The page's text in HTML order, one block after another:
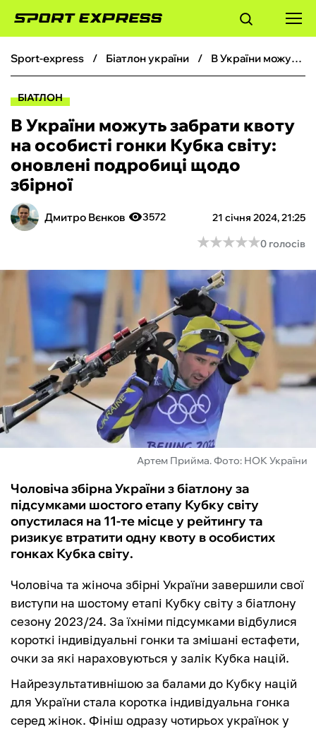
ФУТБОЛ
БОКС
ХОКЕЙ
ТЕНІС
КІБЕРСПОРТ
ЧС-2026
ФУТЗАЛ
ІНШІ
БУКМЕКЕРИ
sport-express біатлон україни В України можуть забрати квоту на особисті гонки Кубка світу: оновлені подробиці щодо збірної
БІАТЛОН
В України можуть забрати квоту
на особисті гонки Кубка світу:
оновлені подробиці щодо
збірної
Дмитро Вєнков 21 січня 2024, 21:25
3572
★★★★★
★★★★★0 голосів
Артем Прийма. Фото: НОК України
Чоловіча збірна України з біатлону за
підсумками шостого етапу Кубку світу
опустилася на 11-те місце у рейтингу та
ризикує втратити одну квоту в особистих
гонках Кубка світу.
Чоловіча та жіноча збірні України завершили свої
виступи на шостому етапі Кубку світу з біатлону
сезону 2023/24. За їхніми підсумками відбулися
короткі індивідуальні гонки та змішані естафети,
очки за які нараховуються у залік Кубка націй.
Найрезультативнішою за балами до Кубку націй
для України стала коротка індивідуальна гонка
серед жінок. Фініш одразу чотирьох українок у